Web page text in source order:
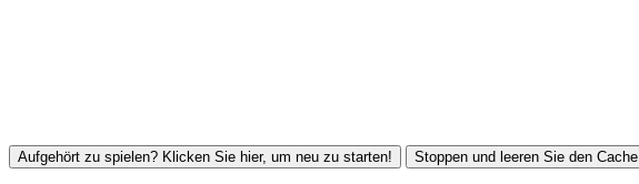
Aufgehört zu spielen? Klicken Sie hier, um neu zu starten! Stoppen und leeren Sie den Cache.